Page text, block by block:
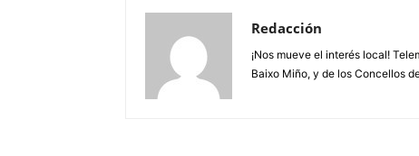
Redacción
¡Nos mueve el interés local!
Baixo Miño, y de los Concellos